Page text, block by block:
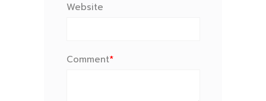
Website
Comment*